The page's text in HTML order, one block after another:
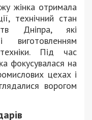
жінка отримала
технічний стан
Дніпра, які
Під час
фокусувалася на
цехах і
ворогом